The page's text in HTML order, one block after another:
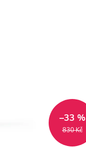
830 Kč
–33 %